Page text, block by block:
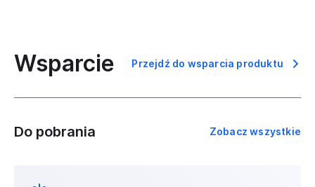
Wsparcie Przejdź do wsparcia produktu
Do pobrania Zobacz wszystkie